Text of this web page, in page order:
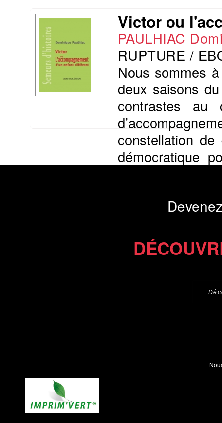
Victor ou
PAULHIAC
RUPTURE /
Nous sommes
deux saisons
contrastes au
constellation
démocratique